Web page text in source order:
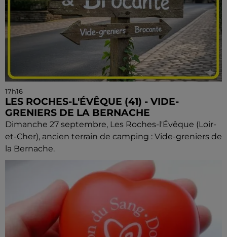
17h16
LES ROCHES-L'ÉVÊQUE (41) - VIDE-
GRENIERS DE LA BERNACHE
Dimanche 27 septembre, Les Roches-l'Évêque (Loir-
et-Cher), ancien terrain de camping : Vide-greniers de
la Bernache.